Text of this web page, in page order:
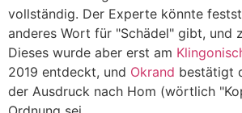
vollständig. Der Experte könnte
anderes Wort für "Schädel" gibt, und
Dieses wurde aber erst am
2019 entdeckt, und Okrand bestätigt
der Ausdruck nach Hom (wörtlich